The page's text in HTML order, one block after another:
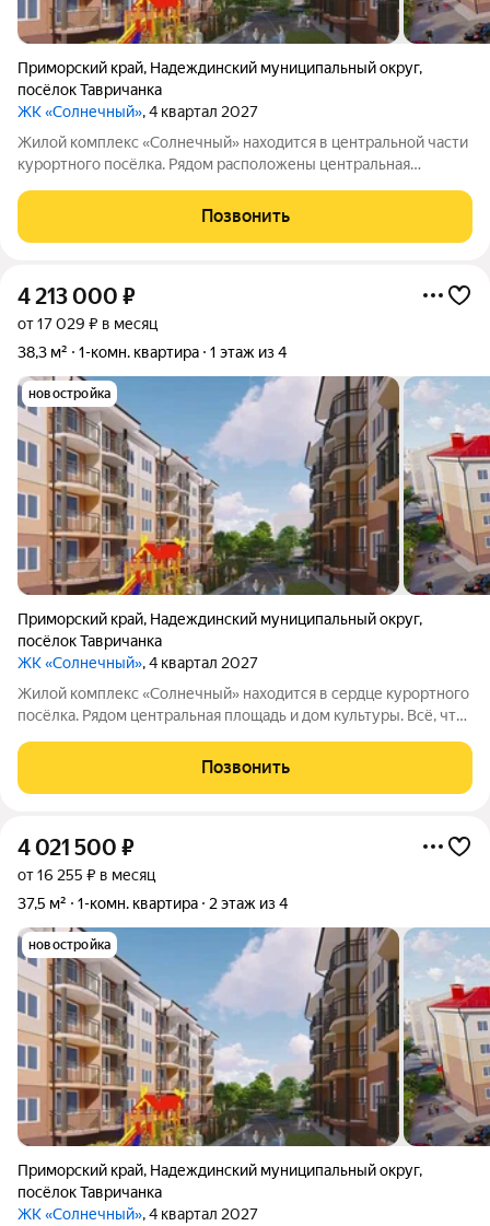
Приморский край, Надеждинский муниципальный округ,
посёлок Тавричанка
ЖК «Солнечный», 4 квартал 2027
Жилой комплекс «Солнечный» находится в центральной части
курортного посёлка. Рядом расположены центральная
комфортной жизни: магазины, остановка общественного
транспорта, банк, детский сад, школа
Позвонить
4 213 000 ₽
от 17 029 ₽ в месяц
38,3 м²
1-комн. квартира 1 этаж из 4
новостройка
Приморский край, Надеждинский муниципальный округ,
посёлок Тавричанка
ЖК «Солнечный», 4 квартал 2027
Жилой комплекс «Солнечный» находится в сердце курортного
посёлка. Рядом центральная площадь и дом культуры. Всё, что
можно дойти пешком до остановки общественного
транспорта, магазинов, банка,
Позвонить
4 021 500 ₽
от 16 255 ₽ в месяц
37,5 м²
1-комн. квартира 2 этаж из 4
новостройка
Приморский край, Надеждинский муниципальный округ,
посёлок Тавричанка
ЖК «Солнечный», 4 квартал 2027